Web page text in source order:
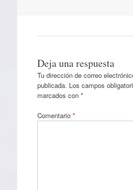
Deja una respuesta
Tu dirección de correo
publicada. Los campos
marcados con *
Comentario *